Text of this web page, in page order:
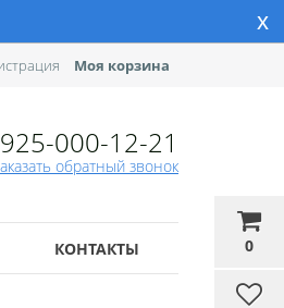
x
0
Моя корзина
000-12-21
обратный звонок
КОНТАКТЫ